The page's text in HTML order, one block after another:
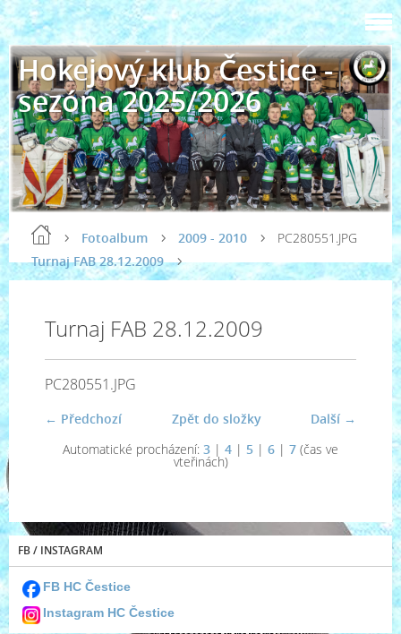
Hokejový klub Čestice -
sezóna 2025/2026
Fotoalbum
2009 - 2010
Turnaj FAB 28.12.2009
PC280551.JPG
Turnaj FAB 28.12.2009
PC280551.JPG
← Předchozí Další →
Zpět do složky
Automatické procházení: 3 | 4 | 5 | 6 | 7 (čas ve
vteřinách)
FB / INSTAGRAM
FB HC Čestice
Instagram HC Čestice